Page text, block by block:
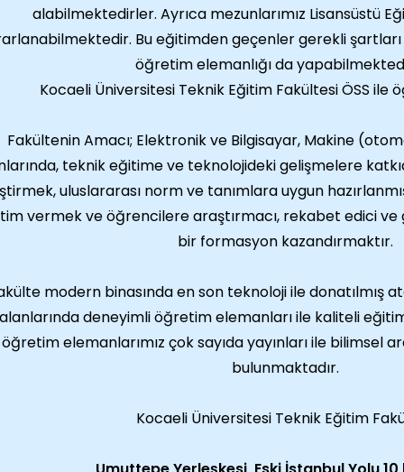
alabilmektedirler. Ayrıca mezunlarımız Lisansüstü
Bu eğitimden geçenler gerekli
öğretim elemanlığı da
Kocaeli Üniversitesi Teknik Eğitim Fakültesi ÖSS ile
Fakültenin Amacı; Elektronik ve Bilgisayar, Makine
teknik eğitime ve teknolojideki gelişmelere
uluslararası norm ve tanımlara uygun
vermek ve öğrencilere araştırmacı, rekabet edici ve
bir formasyon kazandırmaktır.
modern binasında en son teknoloji ile donatılmış
deneyimli öğretim elemanları ile kaliteli
öğretim elemanlarımız çok sayıda yayınları ile bilimsel
bulunmaktadır.
Kocaeli Üniversitesi Teknik Eğitim